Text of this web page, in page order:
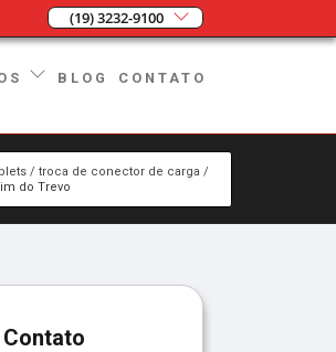
(19) 3232-9100
BLOG CONTATO
troca de conector de carga
do Trevo